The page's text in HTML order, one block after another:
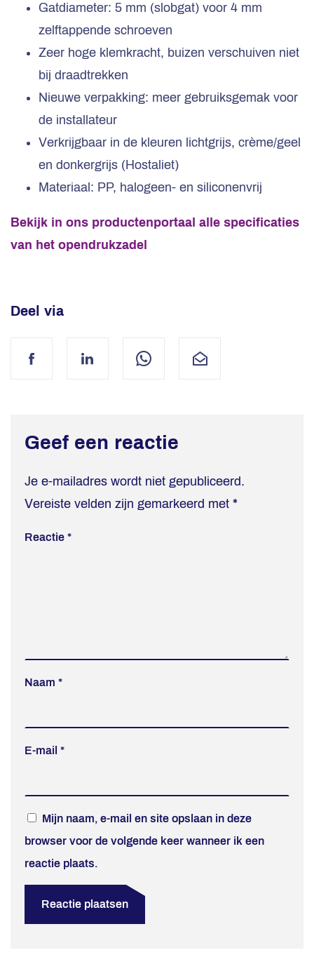
Gatdiameter: 5 mm (slobgat) voor 4 mm
zelftappende schroeven
Zeer hoge klemkracht, buizen verschuiven niet
bij draadtrekken
Nieuwe verpakking: meer gebruiksgemak voor
de installateur
Verkrijgbaar in de kleuren lichtgrijs, crème/geel
en donkergrijs (Hostaliet)
Materiaal: PP, halogeen- en siliconenvrij
Bekijk in ons productenportaal alle specificaties
van het opendrukzadel
Deel via
FacebookLinkedIn WhatsAppMail
Geef een reactie
Je e-mailadres wordt niet gepubliceerd.
Vereiste velden zijn gemarkeerd met *
Reactie *
Naam *
E-mail *
Mijn naam, e-mail en site opslaan in deze
browser voor de volgende keer wanneer ik een
reactie plaats.